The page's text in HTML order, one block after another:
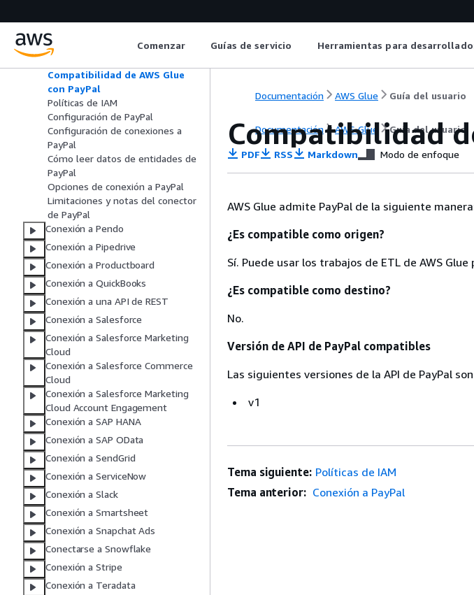
Comenzar Guías de servicio Herramientas para
Conexión al servicio OpenSearch
Conexión a Okta
Conexión a PayPal
Compatibilidad de AWS Glue
con PayPal
Políticas de IAM
Configuración de PayPal
Configuración de conexiones a
PayPal
Cómo leer datos de entidades de
PayPal
Opciones de conexión a PayPal
Limitaciones y notas del conector
de PayPal
Conexión a Pendo
Conexión a Pipedrive
Conexión a Productboard
Conexión a QuickBooks
Conexión a una API de REST
Conexión a Salesforce
Conexión a Salesforce Marketing
Cloud
Conexión a Salesforce Commerce
Cloud
Conexión a Salesforce Marketing
Cloud Account Engagement
Conexión a SAP HANA
Conexión a SAP OData
Conexión a SendGrid
Conexión a ServiceNow
Conexión a Slack
Conexión a Smartsheet
Conexión a Snapchat Ads
Conectarse a Snowflake
Conexión a Stripe
Conexión a Teradata
Documentación AWS Glue Guía del usuario
Documentación AWS Glue Guía del usuario
Compatibilidad
PDF RSS Markdown Modo de enfoque
AWS Glue admite PayPal de la siguiente
¿Es compatible como origen?
Sí. Puede usar los trabajos de ETL de AWS
¿Es compatible como destino?
No.
Versión de API de PayPal compatibles
Las siguientes versiones de la API de PayPal
v1
Tema siguiente: Políticas de IAM
Tema anterior: Conexión a PayPal